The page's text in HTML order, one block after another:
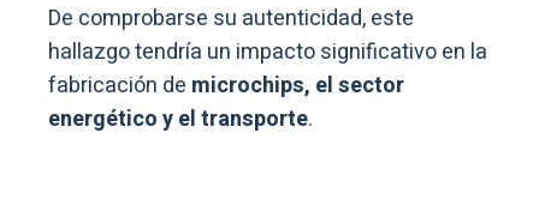
De comprobarse su autenticidad, este
hallazgo tendría un impacto significativo en la
fabricación de microchips, el sector
energético y el transporte.